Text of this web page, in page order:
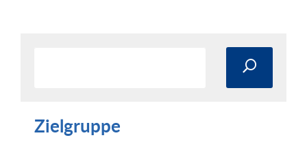
Zielgruppe